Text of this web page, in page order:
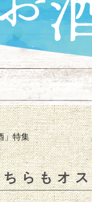
」特集
ちらもオ